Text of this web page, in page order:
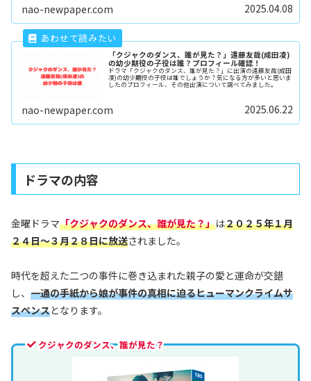
nao-newpaper.com 2025.04.08
「クジャクのダンス、誰が見た？」遠藤友哉(成田凌)
の幼少期役の子役は誰？プロフィール確認！
ドラマ「クジャクのダンス、誰が見た？」に出演の遠藤友哉(成田
凌)の幼少期役の子役は誰でしょうか？気になる方が多いと思いま
したのプロフィール、その他出演について調べてみました。
nao-newpaper.com 2025.06.22
ドラマの内容
金曜ドラマ「クジャクのダンス、誰が見た？」は２０２５年１月
２４日～３月２８日に放送されました。
時代を超えた二つの事件に巻き込まれた親子の愛と運命が交錯
し、 一通の手紙から娘が事件の真相に迫るヒューマンクライムサ
スペンスとなります。
クジャクのダンス、誰が見た？